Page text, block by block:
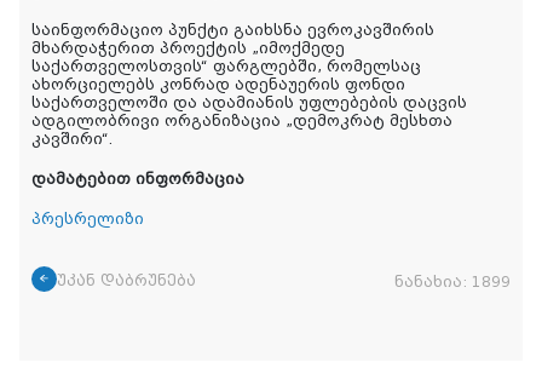
საინფორმაციო პუნქტი გაიხსნა ევროკავშირის
მხარდაჭერით პროექტის „იმოქმედე
საქართველოსთვის“ ფარგლებში, რომელსაც
ახორციელებს კონრად ადენაუერის ფონდი
საქართველოში და ადამიანის უფლებების დაცვის
ადგილობრივი ორგანიზაცია „დემოკრატ მესხთა
კავშირი“.
დამატებით ინფორმაცია
პრესრელიზი
უკან დაბრუნება ნანახია: 1899